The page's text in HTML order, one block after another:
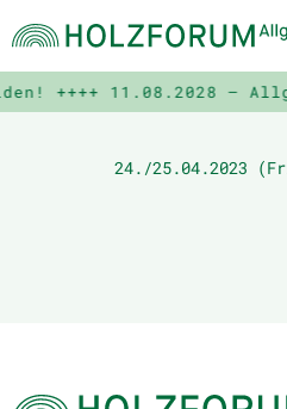
++++ 11.08.2028 –
24./25.04.2023